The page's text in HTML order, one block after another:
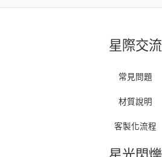
星際交流
常見問題
材質說明
客製化流程